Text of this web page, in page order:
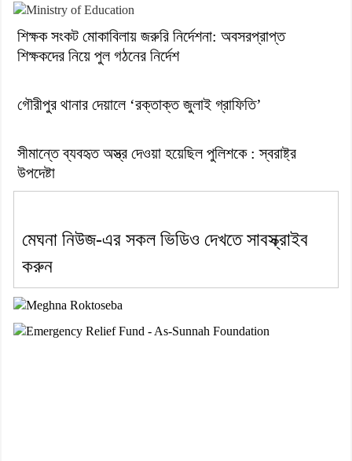
শিক্ষক সংকট মোকাবিলায় জরুরি নির্দেশনা: অবসরপ্রাপ্ত
শিক্ষকদের নিয়ে পুল গঠনের নির্দেশ
গৌরীপুর থানার দেয়ালে ‘রক্তাক্ত জুলাই গ্রাফিতি’
সীমান্তে ব্যবহৃত অস্ত্র দেওয়া হয়েছিল পুলিশকে : স্বরাষ্ট্র
উপদেষ্টা
মেঘনা নিউজ-এর সকল ভিডিও দেখতে সাবস্ক্রাইব
করুন